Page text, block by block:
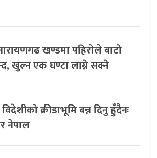
खण्डमा पहिरोले बाटो
खुल्न एक घण्टा लाग्ने सक्ने
क्रीडाभूमि बन्न दिनु हुँदैनः
नेपाल